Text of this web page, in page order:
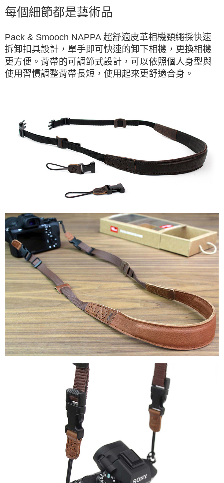
每個細節都是藝術品
Pack & Smooch NAPPA 超舒適皮革相機頸繩採快速
拆卸扣具設計，單手即可快速的卸下相機，更換相機
更方便。背帶的可調節式設計，可以依照個人身型與
使用習慣調整背帶長短，使用起來更舒適合身。